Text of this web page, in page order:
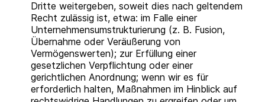
Dritte weitergeben, soweit dies nach geltendem
Recht zulässig ist, etwa: im Falle einer
Unternehmensumstrukturierung (z. B. Fusion,
Übernahme oder Veräußerung von
Vermögenswerten); zur Erfüllung einer
gesetzlichen Verpflichtung oder einer
gerichtlichen Anordnung; wenn wir es für
erforderlich halten, Maßnahmen im Hinblick auf